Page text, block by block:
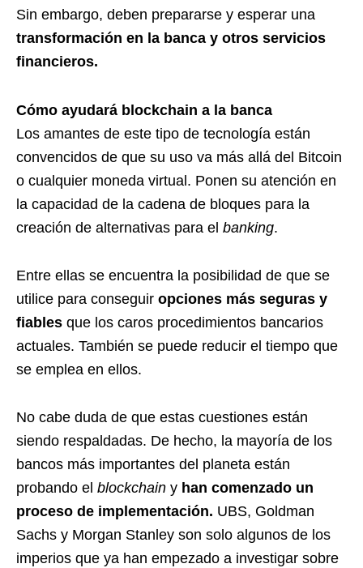
Sin embargo, deben prepararse y esperar una
transformación en la banca y otros servicios
financieros.
Cómo ayudará blockchain a la banca
Los amantes de este tipo de tecnología están
convencidos de que su uso va más allá del Bitcoin
o cualquier moneda virtual. Ponen su atención en
la capacidad de la cadena de bloques para la
creación de alternativas para el banking.
Entre ellas se encuentra la posibilidad de que se
utilice para conseguir opciones más seguras y
fiables que los caros procedimientos bancarios
actuales. También se puede reducir el tiempo que
se emplea en ellos.
No cabe duda de que estas cuestiones están
siendo respaldadas. De hecho, la mayoría de los
bancos más importantes del planeta están
probando el blockchain y han comenzado un
proceso de implementación. UBS, Goldman
Sachs y Morgan Stanley son solo algunos de los
imperios que ya han empezado a investigar sobre